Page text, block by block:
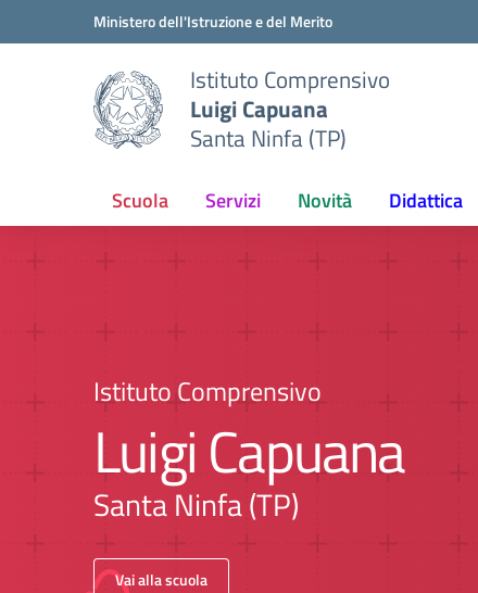
Vai ai contenuti
Vai al menu di navigazioneMinistero dell'Istruzione e del Merito
Istituto Comprensivo
Luigi Capuana
Santa Ninfa (TP)
Scuola Servizi Novità Didattica
Istituto Comprensivo
Luigi Capuana
Santa Ninfa (TP)
Vai alla scuola